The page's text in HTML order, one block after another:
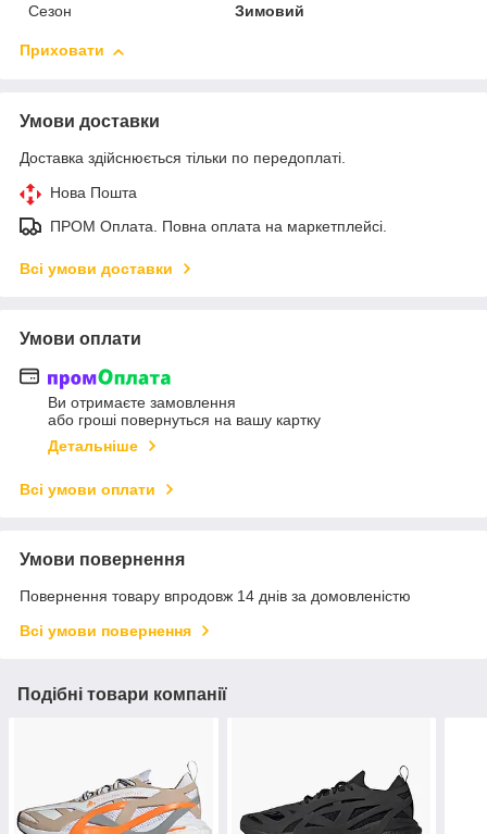
Сезон
Зимовий
Приховати
Умови доставки
Доставка здійснюється тільки по передоплаті.
Нова Пошта
ПРОМ Оплата. Повна оплата на маркетплейсі.
Всі умови доставки
Умови оплати
Ви отримаєте замовлення
або гроші повернуться на вашу картку
Детальніше
Всі умови оплати
Умови повернення
Повернення товару впродовж 14 днів за домовленістю
Всі умови повернення
Подібні товари компанії